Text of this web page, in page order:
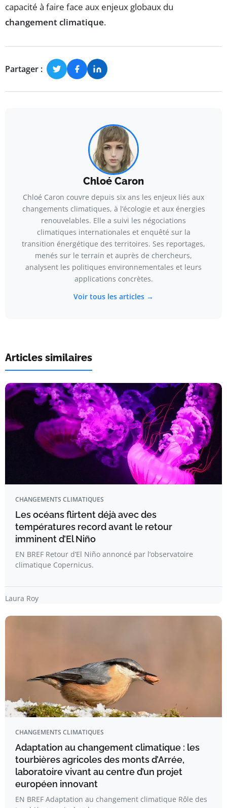
capacité à faire face aux enjeux globaux du
changement climatique.
Partager :
Chloé Caron
Chloé Caron couvre depuis six ans les enjeux liés aux
changements climatiques, à l’écologie et aux énergies
renouvelables. Elle a suivi les négociations
climatiques internationales et enquêté sur la
transition énergétique des territoires. Ses reportages,
menés sur le terrain et auprès de chercheurs,
analysent les politiques environnementales et leurs
applications concrètes.
Voir tous les articles →
Articles similaires
CHANGEMENTS CLIMATIQUES
Les océans flirtent déjà avec des
températures record avant le retour
imminent d’El Niño
EN BREF Retour d’El Niño annoncé par l’observatoire
climatique Copernicus.
Laura Roy
CHANGEMENTS CLIMATIQUES
Adaptation au changement climatique : les
tourbières agricoles des monts d’Arrée,
laboratoire vivant au centre d’un projet
européen innovant
EN BREF Adaptation au changement climatique Rôle des